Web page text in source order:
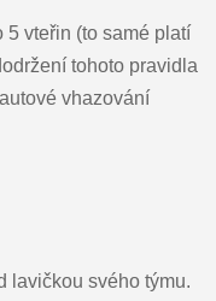
vteřin (to samé platí
tohoto pravidla
vhazování
lavičkou svého týmu.